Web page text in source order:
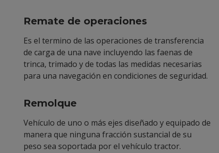
Remate de operaciones
Es el termino de las operaciones de transferencia
de carga de una nave incluyendo las faenas de
trinca, trimado y de todas las medidas necesarias
para una navegación en condiciones de seguridad.
Remolque
Vehículo de uno o más ejes diseñado y equipado de
manera que ninguna fracción sustancial de su
peso sea soportada por el vehículo tractor.